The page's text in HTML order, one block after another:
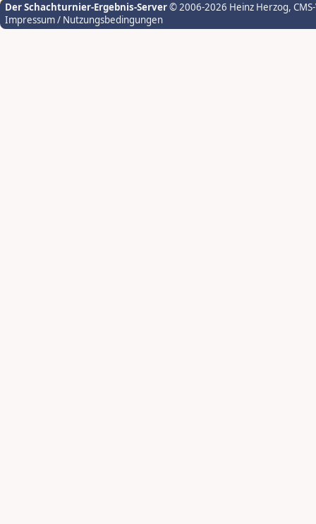
Der Schachturnier-Ergebnis-Server© 2006-2026 Heinz Herzog,
Impressum / Nutzungsbedingungen